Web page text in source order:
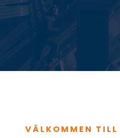
VÄLKOMMEN